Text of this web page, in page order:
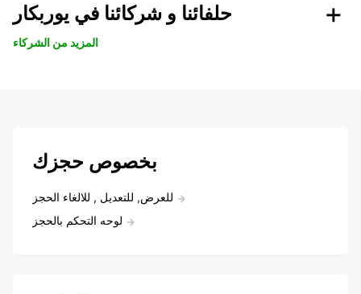
حلفائنا و شركائنا في يوربكار
المزيد من الشركاء
بخصوص حجزك
للعرض, للتعديل , للالغاء الحجز
لوحه التحكم بالحجز